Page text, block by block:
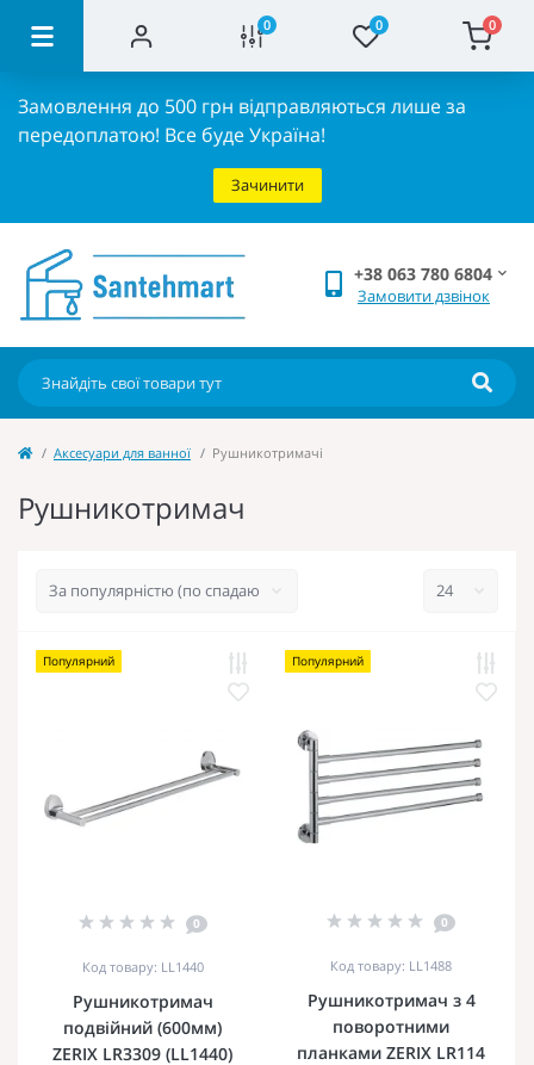
0 0 0
Замовлення до 500 грн відправляються лише за
передоплатою! Все буде Україна!
Зачинити
+38 063 780 6804
Замовити дзвінок
Аксесуари для ванної Рушникотримачі
Рушникотримач
Популярний
0
Код товару: LL1440
Рушникотримач
подвійний (600мм)
ZERIX LR3309 (LL1440)
Популярний
0
Код товару: LL1488
Рушникотримач з 4
поворотними
планками ZERIX LR114